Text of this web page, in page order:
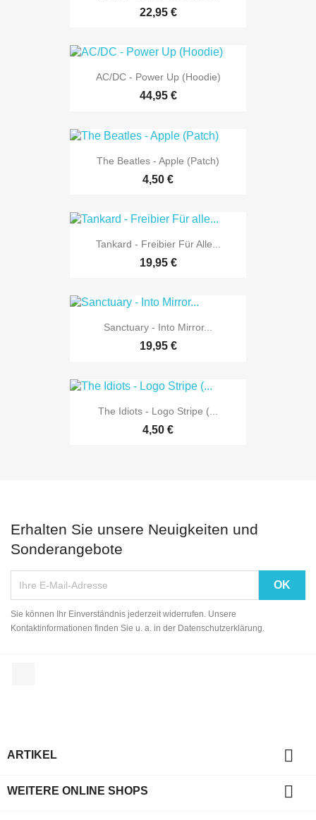
22,95 €
AC/DC - Power Up (Hoodie)
44,95 €
The Beatles - Apple (Patch)
4,50 €
Tankard - Freibier Für Alle...
19,95 €
Sanctuary - Into Mirror...
19,95 €
The Idiots - Logo Stripe (...
4,50 €
Erhalten Sie unsere Neuigkeiten und
Sonderangebote
Sie können Ihr Einverständnis jederzeit widerrufen. Unsere
Kontaktinformationen finden Sie u. a. in der Datenschutzerklärung.
ARTIKEL 
WEITERE ONLINE SHOPS
